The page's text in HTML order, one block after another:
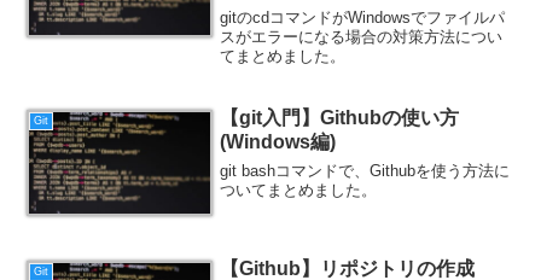
gitのcdコマンドがWindowsでファイルパ
スがエラーになる場合の対策方法につい
てまとめました。
Git
【git入門】Githubの使い方
(Windows編)
git bashコマンドで、Githubを使う方法に
ついてまとめました。
Git 【Github】リポジトリの作成